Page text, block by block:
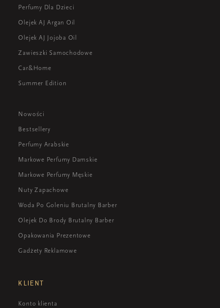
Perfumy Dla Dzieci
Olejek AJ Argan Oil
Olejek AJ Jojoba Oil
Zawieszki Samochodowe
Car&Home
Summer Edition
Nowości
Bestsellery
Perfumy Arabskie
Markowe Perfumy Damskie
Markowe Perfumy Męskie
Nuty Zapachowe
Woda Po Goleniu Brutalny Barber
Olejek Do Brody Brutalny Barber
Opakowania Prezentowe
Gadżety Reklamowe
KLIENT
Konto klienta